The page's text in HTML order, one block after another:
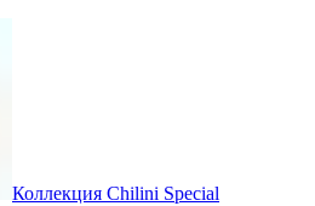
Коллекция Chilini Special